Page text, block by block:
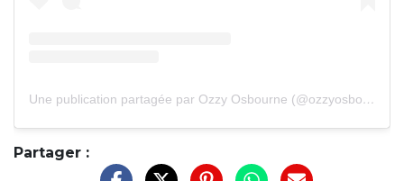
Une publication partagée par Ozzy Osbourne (@ozzyosbourne)
Partager :